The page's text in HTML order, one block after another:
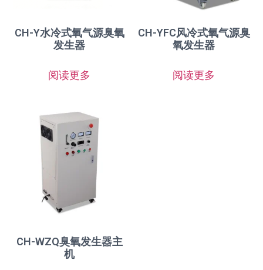
CH-Y水冷式氧气源臭氧
发生器
阅读更多
CH-YFC风冷式氧气源臭
氧发生器
阅读更多
CH-WZQ臭氧发生器主
机